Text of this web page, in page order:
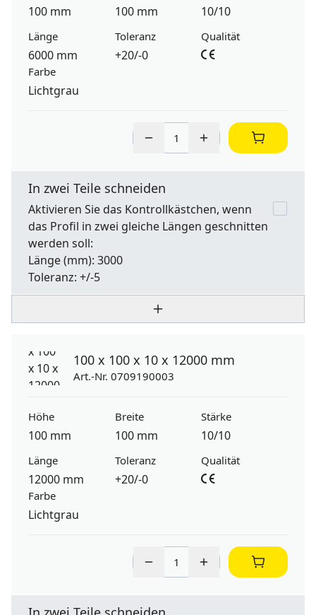
100 mm 100 mm 10/10
Länge
6000 mm
Toleranz
+20/-0
Qualität
Farbe
Lichtgrau
In zwei Teile schneiden
Aktivieren Sie das Kontrollkästchen, wenn
das Profil in zwei gleiche Längen geschnitten
werden soll:
Länge(mm): 3000
Toleranz: +/-5
100 x 100 x 10 x 12000 mm
Art.-Nr. 0709190003
Höhe
100 mm
Breite
100 mm
Stärke
10/10
Länge
12000 mm
Toleranz
+20/-0
Qualität
Farbe
Lichtgrau